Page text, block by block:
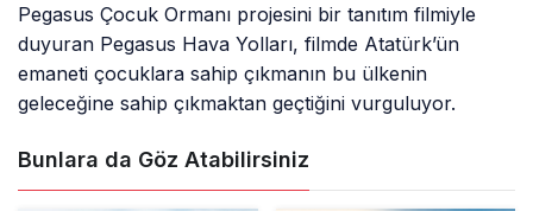
Pegasus Çocuk Ormanı projesini bir tanıtım filmiyle
duyuran Pegasus Hava Yolları, filmde Atatürk’ün
emaneti çocuklara sahip çıkmanın bu ülkenin
geleceğine sahip çıkmaktan geçtiğini vurguluyor.
Bunlara da Göz Atabilirsiniz